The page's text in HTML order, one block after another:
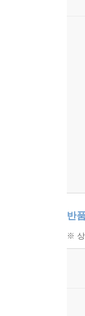
반
※ 상